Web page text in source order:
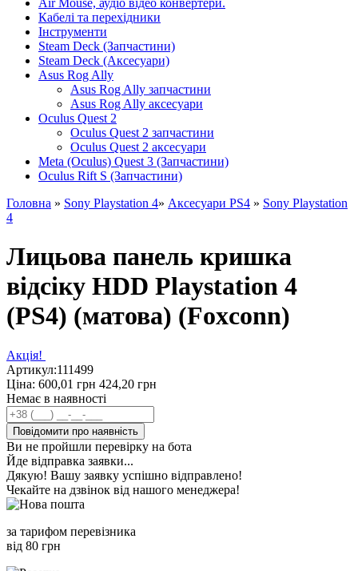
Кабелі та перехідники
Інструменти
Steam Deck (Запчастини)
Steam Deck (Аксесуари)
Asus Rog Ally
Asus Rog Ally запчастини
Asus Rog Ally аксесуари
Oculus Quest 2
Oculus Quest 2 запчастини
Oculus Quest 2 аксесуари
Meta (Oculus) Quest 3 (Запчастини)
Oculus Rift S (Запчастини)
Головна » Sony Playstation 4» Аксесуари PS4 » Sony Playstation
4
Лицьова панель кришка
відсіку HDD Playstation 4
(PS4) (матова) (Foxconn)
Акція!
Артикул:111499
Ціна: 600,01 грн 424,20 грн
Немає в наявності
Повідомити про наявність
Ви не пройшли перевірку на бота
Йде відправка заявки...
Дякую! Вашу заявку успішно відправлено!
Чекайте на дзвінок від нашого менеджера!
за тарифом перевізника
від 80 грн